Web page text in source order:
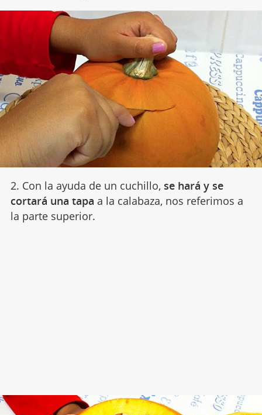
2. Con la ayuda de un cuchillo, se hará y se
cortará una tapa a la calabaza, nos referimos a
la parte superior.